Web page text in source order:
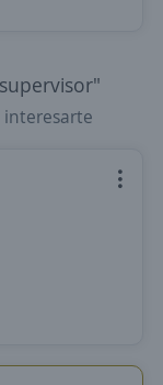
interesarte